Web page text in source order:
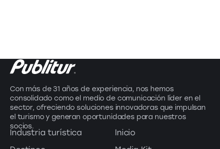
Con más de 31 años de experiencia, nos hemos
consolidado como el medio de comunicación líder en el
sector, ofreciendo soluciones innovadoras que impulsan
el turismo y generan oportunidades para nuestros
socios.
Industria turística
Inicio